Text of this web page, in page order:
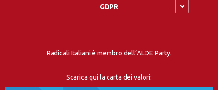
GDPR
Radicali Italiani è membro dell’ALDE Party.
Scarica qui la carta dei valori: